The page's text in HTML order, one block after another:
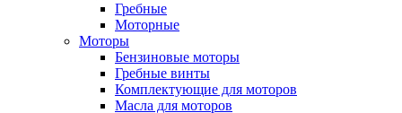
Гребные
Моторные
Моторы
Бензиновые моторы
Гребные винты
Комплектующие для моторов
Масла для моторов